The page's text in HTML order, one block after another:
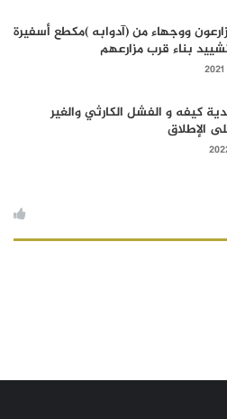
ووجهاء من (آدوابه )مكطع أسفيرة
بناء قرب مزارعهم
كيفه و الفشل الكارثي والغير
الإطلاق